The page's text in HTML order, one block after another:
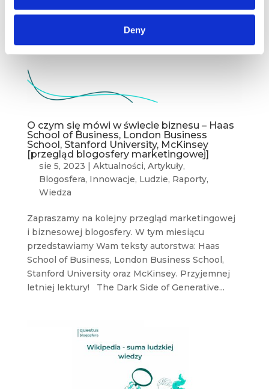
Deny
O czym się mówi w świecie biznesu – Haas
School of Business, London Business
School, Stanford University, McKinsey
[przegląd blogosfery marketingowej]
sie 5, 2023 | Aktualności, Artykuły,
Blogosfera, Innowacje, Ludzie, Raporty,
Wiedza
Zapraszamy na kolejny przegląd marketingowej
i biznesowej blogosfery. W tym miesiącu
przedstawiamy Wam teksty autorstwa: Haas
School of Business, London Business School,
Stanford University oraz McKinsey. Przyjemnej
letniej lektury! The Dark Side of Generative...